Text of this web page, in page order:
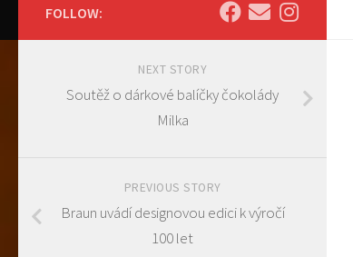
FOLLOW:
NEXT STORY
Soutěž o dárkové balíčky čokolády
Milka
PREVIOUS STORY
Braun uvádí designovou edici k výročí
100 let